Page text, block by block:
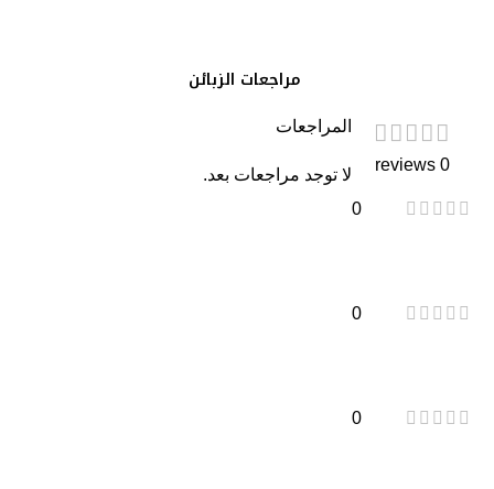
مراجعات الزبائن
0 reviews
0
0
0
المراجعات
لا توجد مراجعات بعد.